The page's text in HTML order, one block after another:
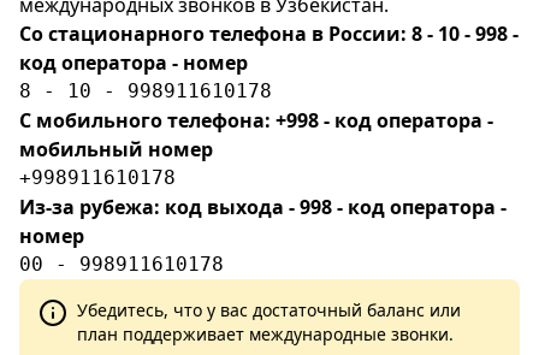
Со стационарного телефона в России: 8 - 10 - 998 -
код оператора - номер
8 - 10 - 998911610178
С мобильного телефона: +998 - код оператора -
мобильный номер
+998911610178
Из-за рубежа: код выхода - 998 - код оператора -
номер
00 - 998911610178
Убедитесь, что у вас достаточный баланс или
план поддерживает международные звонки.